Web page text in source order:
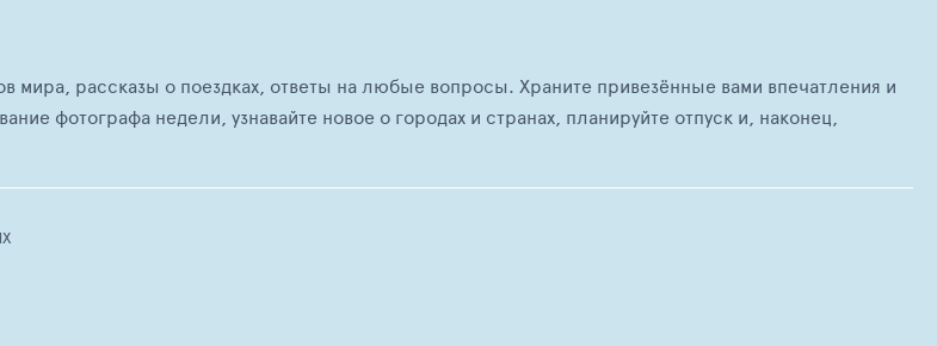
мира, рассказы о поездках, ответы на любые вопросы. Храните привезённые вами впечатления и
фотографа недели, узнавайте новое о городах и странах, планируйте отпуск и, наконец,